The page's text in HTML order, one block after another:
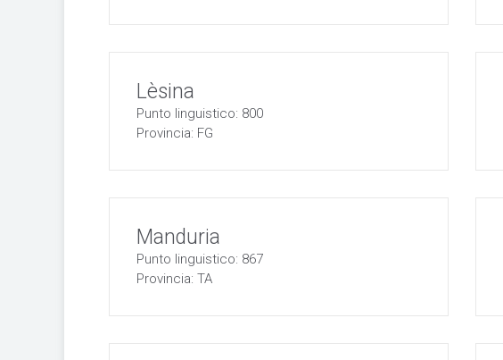
Lèsina
Punto linguistico: 800
Provincia: FG
Manduria
Punto linguistico: 867
Provincia: TA